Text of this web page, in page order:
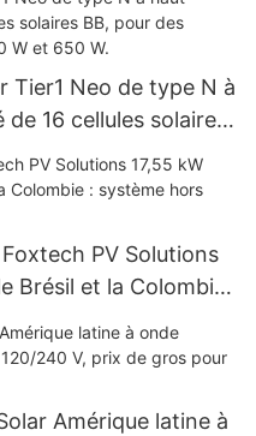
Tier1 Neo de type N à
16 cellules solaires
590 W, 620 W, 630 W
PV Solutions
Brésil et la Colombie :
Amérique latine à